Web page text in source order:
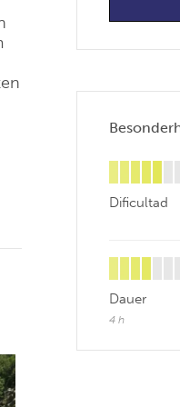
Dificultad
Dauer
4 h